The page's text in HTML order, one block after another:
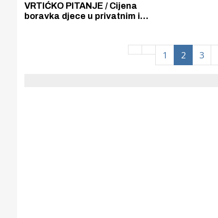
VRTIĆKO PITANJE / Cijena
boravka djece u privatnim i
1 2 3